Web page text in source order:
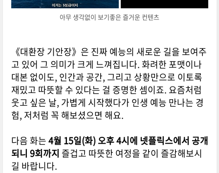
아무 생각없이 보기좋은 즐거운 컨텐츠
《대환장 기안장》은 진짜 예능의 새로운 길을 보여주
고 있어 그 의미가 크게 느껴집니다.화려한 포맷이나
대본 없이도, 인간과 공간, 그리고 상황만으로 이토록
재밌고 따뜻할 수 있다는 걸 증명한 셈이죠. 요즘처럼
웃고 싶은 날, 가볍게 시작했다가 인생 예능 만나는 경
험, 저처럼 꼭 해보셨으면 해요.
다음 화는4월 15일(화) 오후 4시에 넷플릭스에서 공개
되니 9회까지 즐겁고 따뜻한 여정을 같이 즐감해보시
길 바랍니다.